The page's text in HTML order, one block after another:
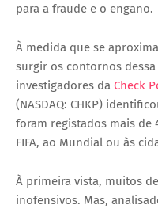
para a fraude e o engano.
À medida que se
surgir os contornos
investigadores da Check
(NASDAQ: CHKP)
foram registados mais de
FIFA, ao Mundial ou às
À primeira vista, muitos
inofensivos. Mas,